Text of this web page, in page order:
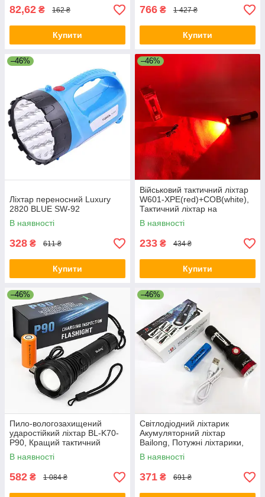
82,62 ₴ 162 ₴
Купити
766 ₴ 1 427 ₴
Купити
–46%
Ліхтар переносний Luxury
2820 BLUE SW-92
В наявності
328 ₴ 611 ₴
Купити
–46%
Військовий тактичний ліхтар
W601-XPE(red)+COB(white),
Тактичний ліхтар на
акумуляторі з юсб YO-40
В наявності
233 ₴ 434 ₴
Купити
–46%
Пило-вологозахищений
ударостійкий ліхтар BL-K70-
P90, Кращий тактичний
ліхтар суперяскравий AZ-33
В наявності
582 ₴ 1 084 ₴
–46%
Світлодіодний ліхтарик
Акумуляторний ліхтар
Bailong, Потужні ліхтарики,
Фірмовий ручний ліхтар RB-
67
В наявності
371 ₴ 691 ₴